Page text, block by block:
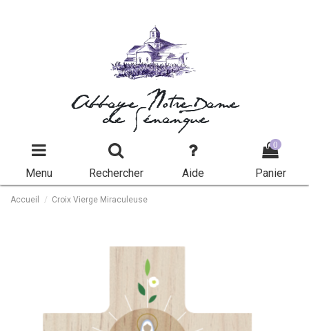
Abbaye Notre-Dame
de Sénanque
Menu Rechercher Aide
0
Panier
Accueil Croix Vierge Miraculeuse